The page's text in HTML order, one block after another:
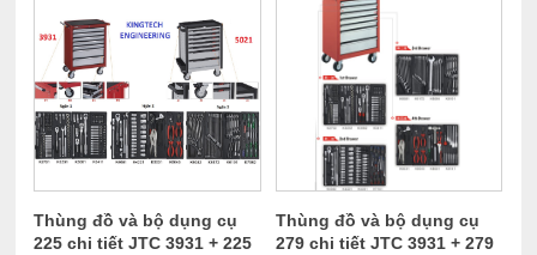
Thùng đồ và bộ dụng cụ
225 chi tiết JTC 3931 + 225
Thùng đồ và bộ dụng cụ
279 chi tiết JTC 3931 + 279